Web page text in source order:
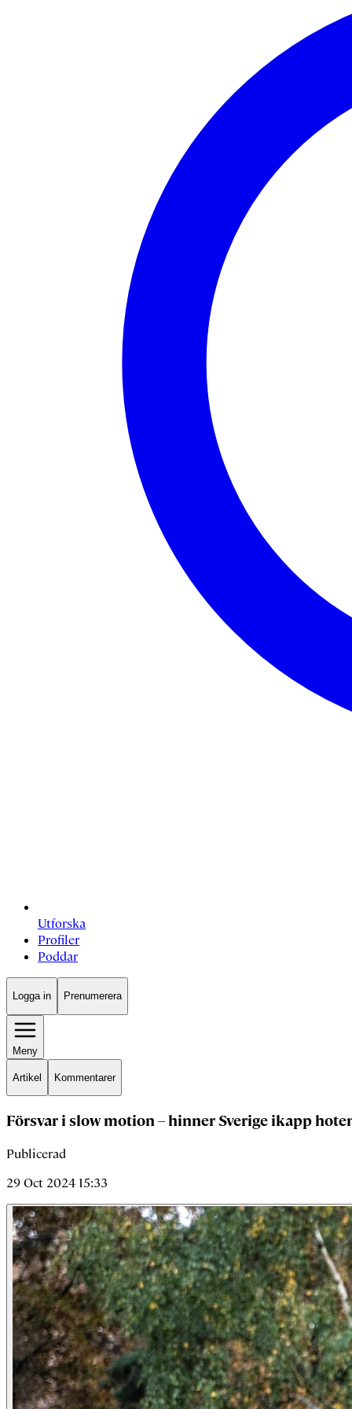
Utforska
Profiler
Poddar
Logga in Prenumerera
Meny
Artikel Kommentarer
Försvar i slow motion – hinner Sverige ikapp
Publicerad
29 Oct 2024 15:33